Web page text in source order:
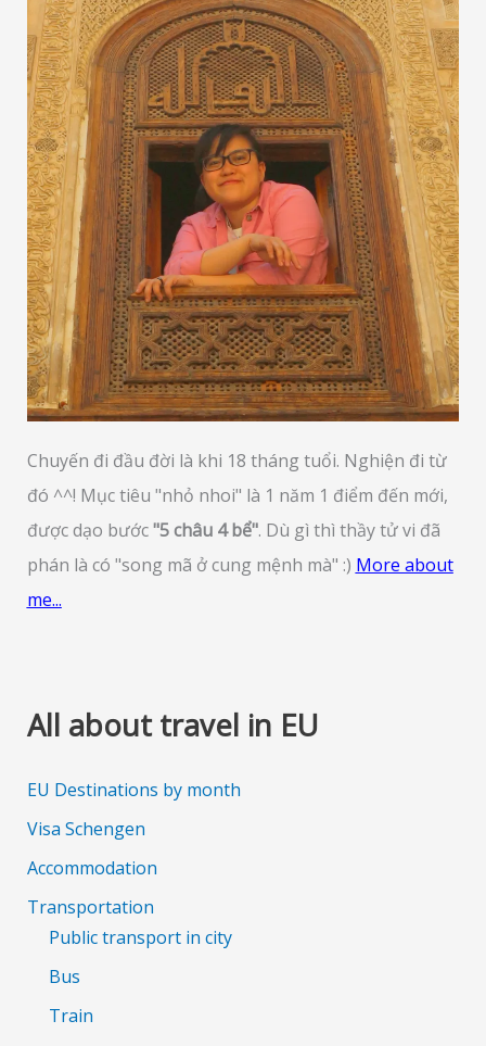
Chuyến đi đầu đời là khi 18 tháng tuổi. Nghiện đi từ
đó ^^! Mục tiêu "nhỏ nhoi" là 1 năm 1 điểm đến mới,
được dạo bước"5 châu 4 bể". Dù gì thì thầy tử vi đã
phán là có "song mã ở cung mệnh mà" :) More about
me...
All about travel in EU
EU Destinations by month
Visa Schengen
Accommodation
Transportation
Public transport in city
Bus
Train